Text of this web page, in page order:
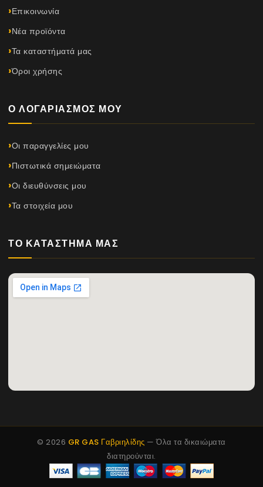
Επικοινωνία
Νέα προϊόντα
Τα καταστήματά μας
Όροι χρήσης
Ο ΛΟΓΑΡΙΑΣΜΌΣ ΜΟΥ
Οι παραγγελίες μου
Πιστωτικά σημειώματα
Οι διευθύνσεις μου
Τα στοιχεία μου
ΤΟ ΚΑΤΆΣΤΗΜΆ ΜΑΣ
© 2026 GR GAS Γαβριηλίδης — Όλα τα δικαιώματα
διατηρούνται.